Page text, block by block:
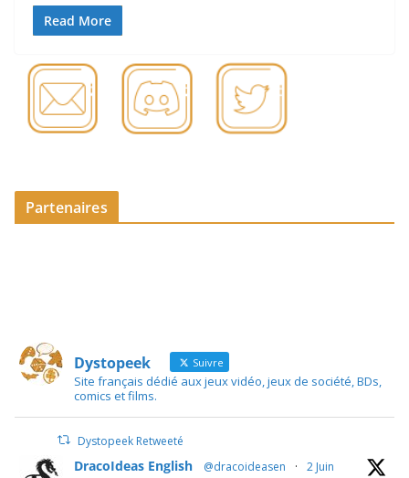
Read More
Partenaires
Dystopeek Suivre
Site français dédié aux jeux vidéo, jeux de société, BDs,
comics et films.
Dystopeek Retweeté
DracoIdeas English @dracoideasen · 2 Juin